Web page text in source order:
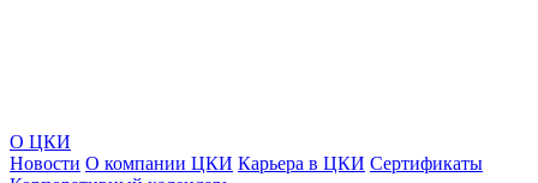
О ЦКИ
Новости О компании ЦКИ Карьера в ЦКИ Сертификаты